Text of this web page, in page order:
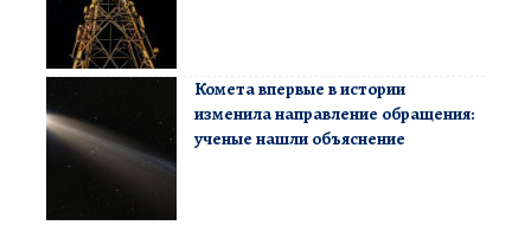
Комета впервые в истории
изменила направление обращения:
ученые нашли объяснение